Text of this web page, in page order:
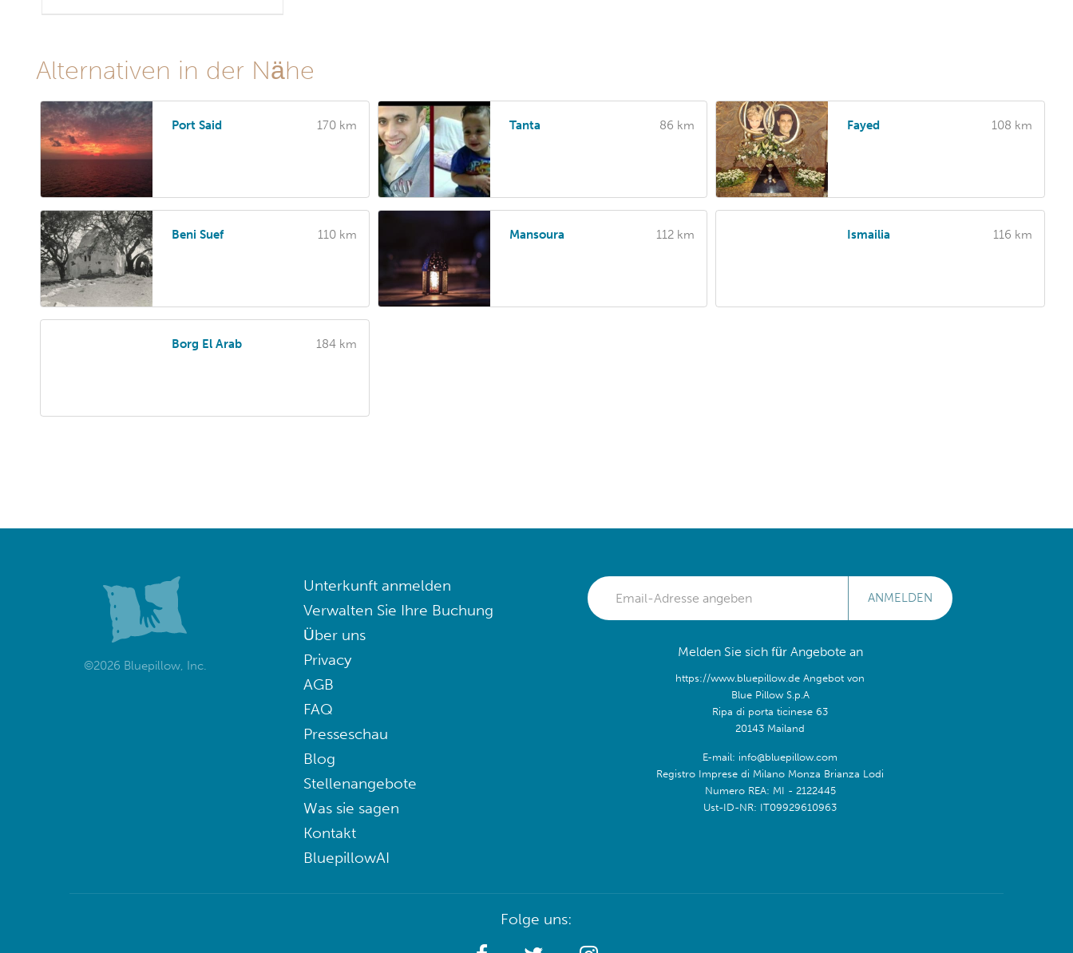
Alternativen in der Nähe
Port Said 170 km Tanta 86 km Fayed 108 km
Beni Suef 110 km Mansoura 112 km Ismailia 116 km
Borg El Arab 184 km
©2026 Bluepillow, Inc.
Unterkunft anmelden
Verwalten Sie Ihre Buchung
Über uns
Privacy
AGB
FAQ
Presseschau
Blog
Stellenangebote
Was sie sagen
Kontakt
BluepillowAI
ANMELDEN
Melden Sie sich für Angebote an
https://www.bluepillow.de Angebot von
Blue Pillow S.p.A
Ripa di porta ticinese 63
20143 Mailand
E-mail: info@bluepillow.com
Registro Imprese di Milano Monza Brianza Lodi
Numero REA: MI - 2122445
Ust-ID-NR: IT09929610963
Folge uns: